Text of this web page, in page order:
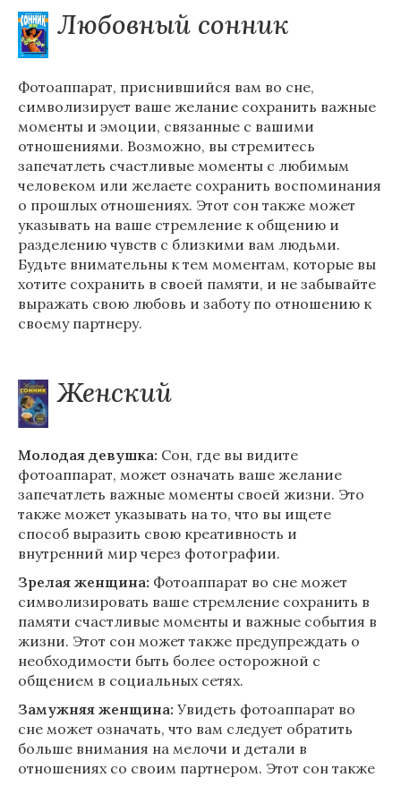
Любовный сонник
Фотоаппарат, приснившийся вам во сне,
символизирует ваше желание сохранить важные
моменты и эмоции, связанные с вашими
отношениями. Возможно, вы стремитесь
запечатлеть счастливые моменты с любимым
человеком или желаете сохранить воспоминания
о прошлых отношениях. Этот сон также может
указывать на ваше стремление к общению и
разделению чувств с близкими вам людьми.
Будьте внимательны к тем моментам, которые вы
хотите сохранить в своей памяти, и не забывайте
выражать свою любовь и заботу по отношению к
своему партнеру.
Женский
Молодая девушка: Сон, где вы видите
фотоаппарат, может означать ваше желание
запечатлеть важные моменты своей жизни. Это
также может указывать на то, что вы ищете
способ выразить свою креативность и
внутренний мир через фотографии.
Зрелая женщина: Фотоаппарат во сне может
символизировать ваше стремление сохранить в
памяти счастливые моменты и важные события в
жизни. Этот сон может также предупреждать о
необходимости быть более осторожной с
общением в социальных сетях.
Замужняя женщина: Увидеть фотоаппарат во
сне может означать, что вам следует обратить
больше внимания на мелочи и детали в
отношениях со своим партнером. Этот сон также